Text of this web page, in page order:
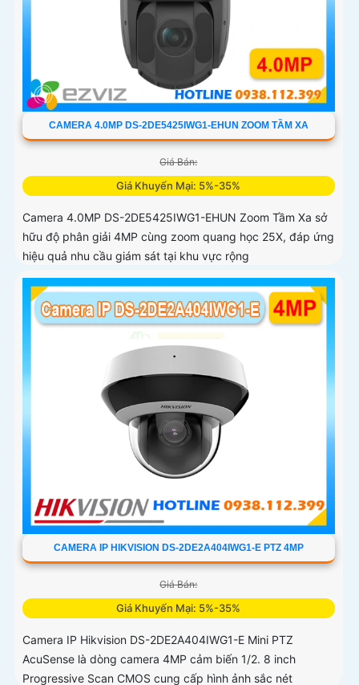
CAMERA 4.0MP DS-2DE5425IWG1-EHUN ZOOM TẦM XA
Giá Bán:
Giá Khuyến Mại: 5%-35%
Camera 4.0MP DS-2DE5425IWG1-EHUN Zoom Tầm Xa sở
hữu độ phân giải 4MP cùng zoom quang học 25X, đáp ứng
hiệu quả nhu cầu giám sát tại khu vực rộng
CAMERA IP HIKVISION DS-2DE2A404IWG1-E PTZ 4MP
Giá Bán:
Giá Khuyến Mại: 5%-35%
Camera IP Hikvision DS-2DE2A404IWG1-E Mini PTZ
AcuSense là dòng camera 4MP cảm biến 1/2. 8 inch
Progressive Scan CMOS cung cấp hình ảnh sắc nét